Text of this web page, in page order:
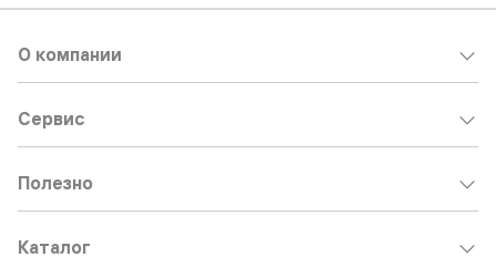
О компании
Сервис
Полезно
Каталог